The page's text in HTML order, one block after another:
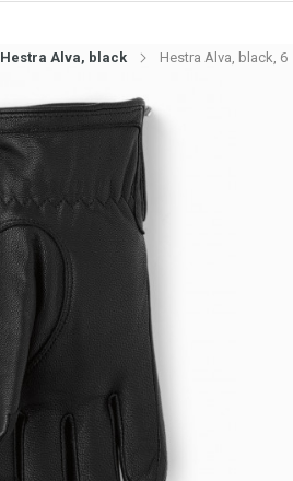
Hestra Alva, black Hestra Alva, black, 6